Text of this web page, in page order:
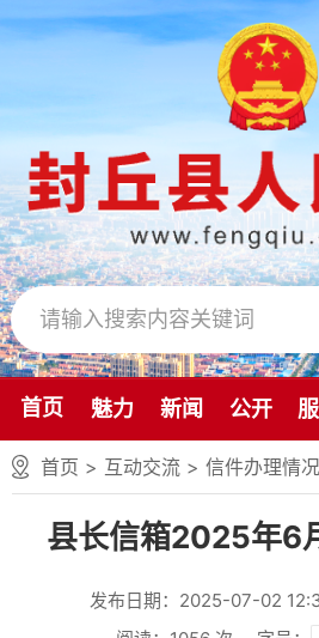
首页 魅力 新闻 公开
首页 > 互动交流 > 信件办理情
县长信箱2025年6
发布日期：2025-07-02